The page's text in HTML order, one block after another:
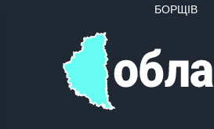
БУЧАЧ